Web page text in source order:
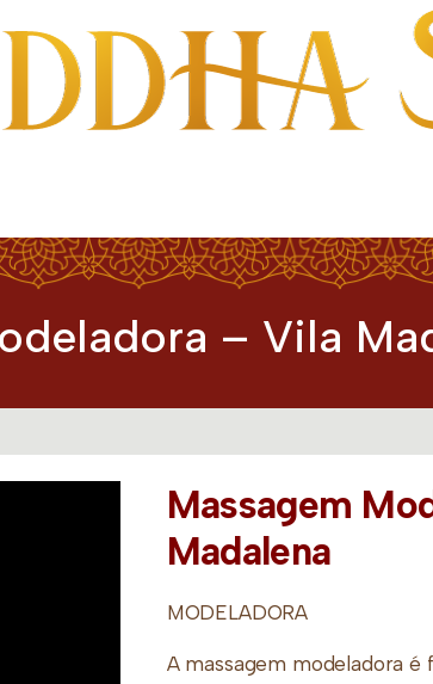
– Vila
Massagem
Madalena
MODELADORA
A massagem modeladora